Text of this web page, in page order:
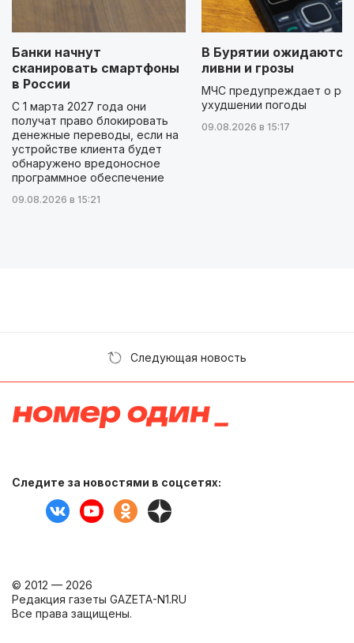
Банки начнут
сканировать смартфоны
в России
С 1 марта 2027 года они
получат право блокировать
денежные переводы, если на
устройстве клиента будет
обнаружено вредоносное
программное обеспечение
09.08.2026 в 15:21
В Бурятии ожидаются
ливни и грозы
МЧС предупреждает о
ухудшении погоды
09.08.2026 в 15:17
Следующая новость
Следите за новостями в соцсетях:
© 2012 — 2026
Редакция газеты GAZETA-N1.RU
Все права защищены.